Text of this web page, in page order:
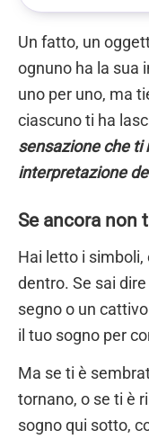
Un fatto, un
ognuno ha la sua
uno per uno, ma
ciascuno ti ha
sensazione che ti
interpretazione
Se ancora non
Hai letto i
dentro. Se sai
segno o un
il tuo sogno per
Ma se ti è
tornano, o se ti è
sogno qui sotto,